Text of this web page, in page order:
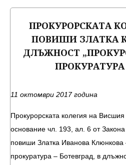
ПРОКУРОРСКАТА
ПОВИШИ ЗЛАТКА
ДЛЪЖНОСТ
11 октомври 2017 година
Прокурорската колегия на
основание чл. 193, ал. 6 от
повиши Златка Иванова Клюнкова
прокуратура – Ботевград, в